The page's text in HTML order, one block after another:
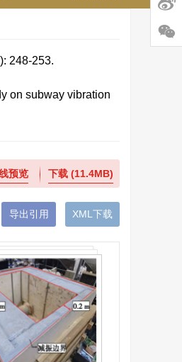
248-253.
on subway vibration
预览 下载(11.4MB)
导出引用 XML下载